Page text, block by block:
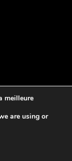
meilleure
are using or